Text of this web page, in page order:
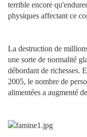
terrible encore
physiques affectant ce
La destruction de
une sorte de normalité
débordant de richesses.
2005, le nombre de
alimentées a augmenté